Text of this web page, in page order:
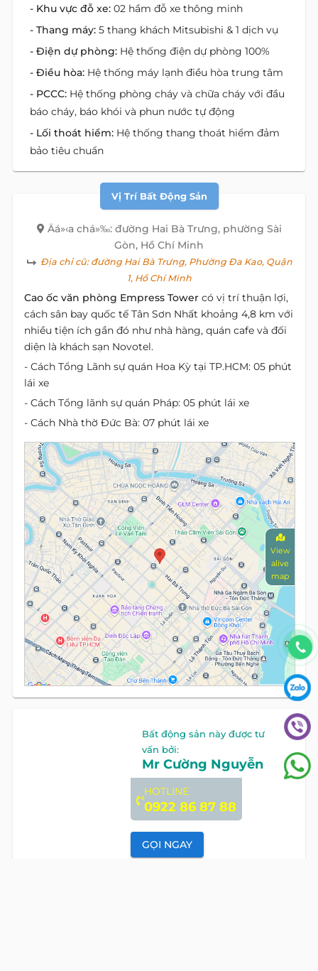
- Khu vực đỗ xe: 02 hầm đỗ xe thông minh
- Thang máy: 5 thang khách Mitsubishi & 1 dịch vụ
- Điện dự phòng: Hệ thống điện dự phòng 100%
- Điều hòa: Hệ thống máy lạnh điều hòa trung tâm
- PCCC: Hệ thống phòng cháy và chữa cháy với đầu
báo cháy, báo khói và phun nước tự động
- Lối thoát hiểm: Hệ thống thang thoát hiểm đảm
bảo tiêu chuẩn
Vị Trí Bất Động Sản
Äá»‹a chá»‰: đường Hai Bà Trưng, phường Sài
Gòn, Hồ Chí Minh
Địa chỉ cũ:đường Hai Bà Trưng, Phường Đa Kao, Quận
1, Hồ Chí Minh
Cao ốc văn phòng Empress Tower có vị trí thuận lợi,
cách sân bay quốc tế Tân Sơn Nhất khoảng 4,8 km với
nhiều tiện ích gần đó như nhà hàng, quán cafe và đối
diện là khách sạn Novotel.
- Cách Tổng Lãnh sự quán Hoa Kỳ tại TP.HCM: 05 phút
lái xe
- Cách Tổng lãnh sự quán Pháp: 05 phút lái xe
- Cách Nhà thờ Đức Bà: 07 phút lái xe
View
alive
map
Bất động sản này được tư
vấn bởi:
Mr Cường Nguyễn
HOTLINE
0922 86 87 88
GỌI NGAY